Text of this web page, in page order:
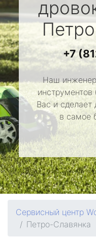
+7
Наш
инструментов
Вас и сделает
в самое
Сервисный центр
Петро-Славянка